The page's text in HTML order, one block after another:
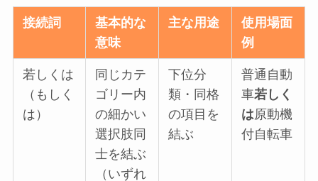
接続詞
基本的な
意味
主な用途
使用場面
例
若しくは
（もしく
は）
同じカテ
ゴリー内
の細かい
選択肢同
士を結ぶ
（いずれ
下位分
類・同格
の項目を
結ぶ
普通自動
車若しく
は原動機
付自転車